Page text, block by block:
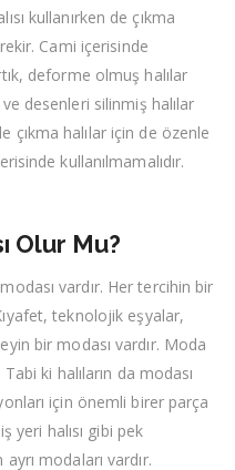
kullanırken de çıkma
Cami içerisinde
deforme olmuş halılar
desenleri silinmiş halılar
çıkma halılar için de özenle
kullanılmamalıdır.
Olur Mu?
vardır. Her tercihin bir
teknolojik eşyalar,
bir modası vardır. Moda
ki halıların da modası
için önemli birer parça
yeri halısı gibi pek
modaları vardır.